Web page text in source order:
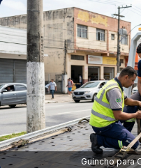
Guincho para